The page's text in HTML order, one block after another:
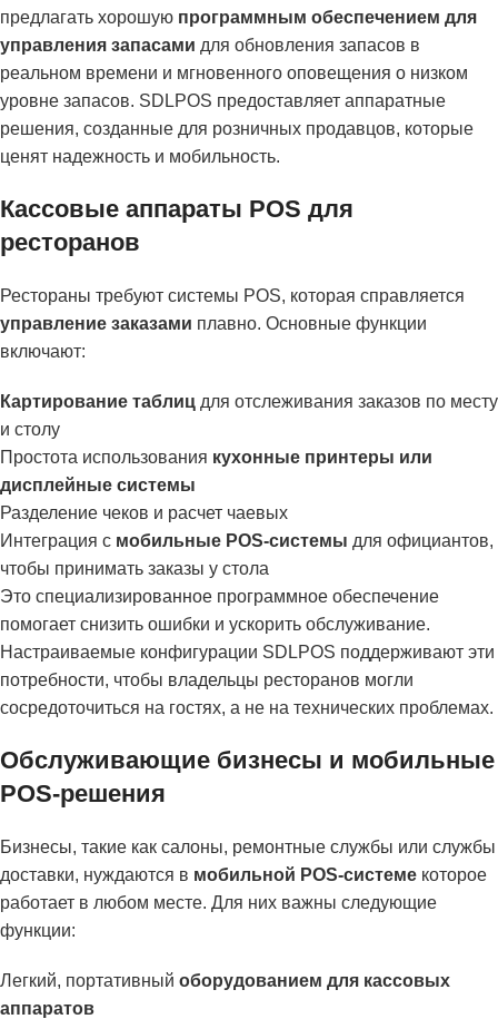
предлагать хорошую программным обеспечением для
управления запасами для обновления запасов в
реальном времени и мгновенного оповещения о низком
уровне запасов. SDLPOS предоставляет аппаратные
решения, созданные для розничных продавцов, которые
ценят надежность и мобильность.
Кассовые аппараты POS для
ресторанов
Рестораны требуют системы POS, которая справляется
управление заказами плавно. Основные функции
включают:
Картирование таблиц для отслеживания заказов по месту
и столу
Простота использования кухонные принтеры или
дисплейные системы
Разделение чеков и расчет чаевых
Интеграция с мобильные POS-системы для официантов,
чтобы принимать заказы у стола
Это специализированное программное обеспечение
помогает снизить ошибки и ускорить обслуживание.
Настраиваемые конфигурации SDLPOS поддерживают эти
потребности, чтобы владельцы ресторанов могли
сосредоточиться на гостях, а не на технических проблемах.
Обслуживающие бизнесы и мобильные
POS-решения
Бизнесы, такие как салоны, ремонтные службы или службы
доставки, нуждаются в мобильной POS-системе которое
работает в любом месте. Для них важны следующие
функции:
Легкий, портативный оборудованием для кассовых
аппаратов